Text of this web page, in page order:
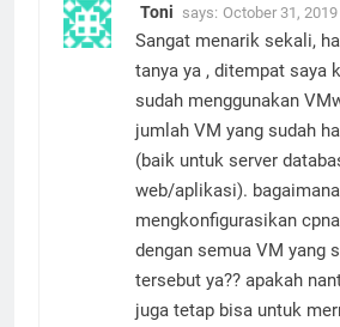
Toni says: October 31,
Sangat menarik sekali,
tanya ya , ditempat saya
sudah menggunakan
jumlah VM yang sudah
(baik untuk server
web/aplikasi). bagaimana
mengkonfigurasikan
dengan semua VM yang
tersebut ya?? apakah
juga tetap bisa untuk